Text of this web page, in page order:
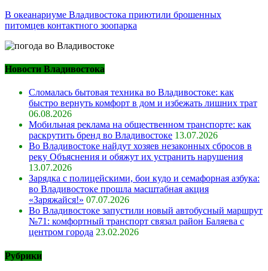
В океанариуме Владивостока приютили брошенных
питомцев контактного зоопарка
Новости Владивостока
Сломалась бытовая техника во Владивостоке: как
быстро вернуть комфорт в дом и избежать лишних трат
06.08.2026
Мобильная реклама на общественном транспорте: как
раскрутить бренд во Владивостоке 13.07.2026
Во Владивостоке найдут хозяев незаконных сбросов в
реку Объяснения и обяжут их устранить нарушения
13.07.2026
Зарядка с полицейскими, бои кудо и семафорная азбука:
во Владивостоке прошла масштабная акция
«Заряжайся!» 07.07.2026
Во Владивостоке запустили новый автобусный маршрут
№71: комфортный транспорт связал район Баляева с
центром города 23.02.2026
Рубрики